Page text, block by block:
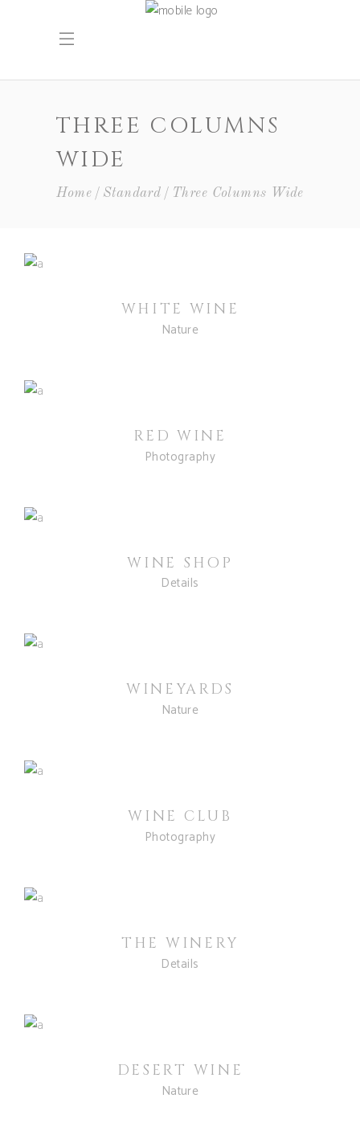
THREE COLUMNS
WIDE
Home Standard Three Columns Wide
WHITE WINE
Nature
RED WINE
Photography
WINE SHOP
Details
WINEYARDS
Nature
WINE CLUB
Photography
THE WINERY
Details
DESERT WINE
Nature